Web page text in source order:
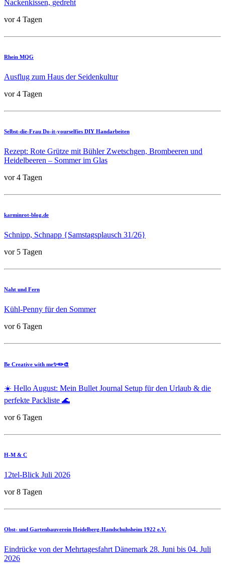
Nackenkissen, gedreht
vor 4 Tagen
Rhein MQG
Ausflug zum Haus der Seidenkultur
vor 4 Tagen
Selbst-die-Frau Do-it-yourselfies DIY Handarbeiten
Rezept: Rote Grütze mit Bühler Zwetschgen, Brombeeren und
Heidelbeeren – Sommer im Glas
vor 4 Tagen
karminrot-blog.de
Schnipp, Schnapp {Samstagsplausch 31/26}
vor 5 Tagen
Naht und Fern
Kühl-Penny für den Sommer
vor 6 Tagen
Be Creative with me✨✏️🎨
☀️ Hello August: Mein Bullet Journal Setup für den Urlaub & die
perfekte Packliste 🌊
vor 6 Tagen
H-M & C
12tel-Blick Juli 2026
vor 8 Tagen
Obst- und Gartenbauverein Heidelberg-Handschuhsheim 1922 e.V.
Eindrücke von der Mehrtagesfahrt Dänemark 28. Juni bis 04. Juli
2026